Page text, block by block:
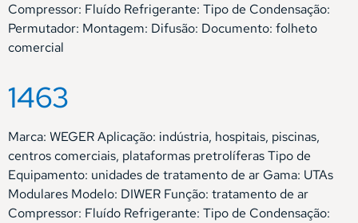
Compressor: Fluído Refrigerante: Tipo de Condensação:
Permutador: Montagem: Difusão: Documento: folheto
comercial
1463
Marca: WEGER Aplicação: indústria, hospitais, piscinas,
centros comerciais, plataformas pretrolíferas Tipo de
Equipamento: unidades de tratamento de ar Gama: UTAs
Modulares Modelo: DIWER Função: tratamento de ar
Compressor: Fluído Refrigerante: Tipo de Condensação: